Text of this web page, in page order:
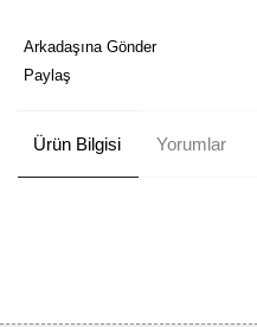
Arkadaşına Gönder
Paylaş
Ürün Bilgisi Yorumlar